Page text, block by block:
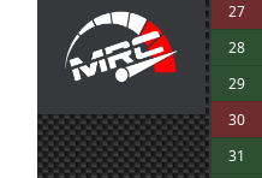
14 jul. 17:45
menjacocs:
14 jul. 14:37
tangovalens
14 jul. 12:29
Javi3r
14 jul. 11:31
loopingz
27
28
29
30
31